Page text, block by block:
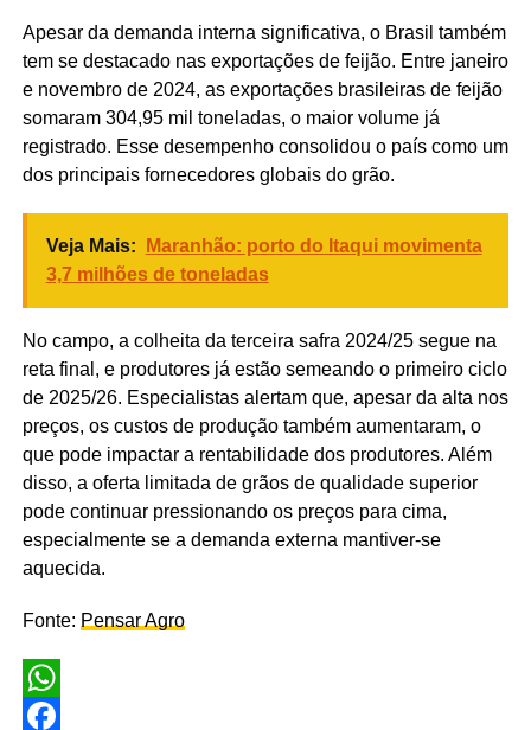
Apesar da demanda interna significativa, o Brasil também
tem se destacado nas exportações de feijão. Entre janeiro
e novembro de 2024, as exportações brasileiras de feijão
somaram 304,95 mil toneladas, o maior volume já
registrado. Esse desempenho consolidou o país como um
dos principais fornecedores globais do grão.
Veja Mais:
Maranhão: porto do Itaqui movimenta
3,7 milhões de toneladas
No campo, a colheita da terceira safra 2024/25 segue na
reta final, e produtores já estão semeando o primeiro ciclo
de 2025/26. Especialistas alertam que, apesar da alta nos
preços, os custos de produção também aumentaram, o
que pode impactar a rentabilidade dos produtores. Além
disso, a oferta limitada de grãos de qualidade superior
pode continuar pressionando os preços para cima,
especialmente se a demanda externa mantiver-se
aquecida.
Fonte: Pensar Agro
WhatsApp